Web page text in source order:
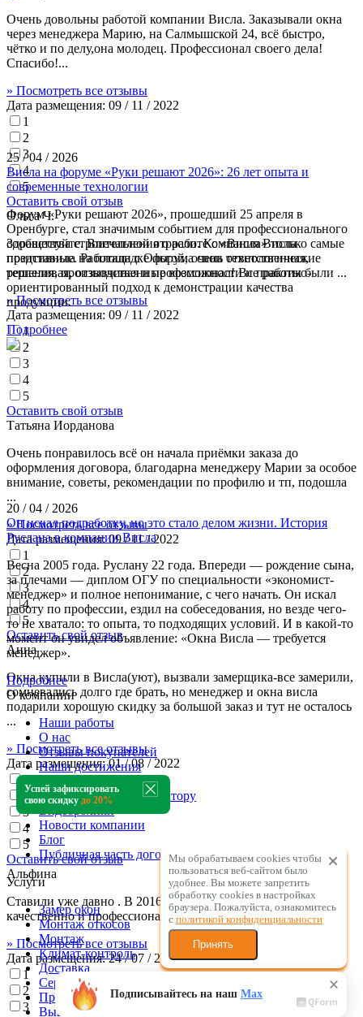
Очень довольны работой компании Висла. Заказывали окна
через менеджера Марию, на Салмышской 24, всё быстро,
чётко и по делу,она молодец. Профессионал своего дела!
Спасибо!...
» Посмотреть все отзывы
Дата размещения: 09 / 11 / 2022
1
2
3
4
5
Оставить свой отзыв
Ольга Ч.
Здравствуйте. Впечатления о работе с «Висла» только самые
позитивные. Работали с Ольгой, очень ответственная,
терпеливая, отзывчивая и профессионал! Все работы были ...
» Посмотреть все отзывы
Дата размещения: 09 / 11 / 2022
1
2
3
4
5
Оставить свой отзыв
Татьяна Иорданова
Очень понравилось всё он начала приёмки заказа до
оформления договора, благодарна менеджеру Марии за особое
внимание, советы, рекомендации по профилю и тп, подошла
...
» Посмотреть все отзывы
Дата размещения:09 / 11 / 2022
1
2
3
4
5
Оставить свой отзыв
Анна
Окна купили в Висла(уют), вызвали замерщика-все замерили,
сомневались долго где брать, но менеджер и окна висла
подарили хорошую скидку за большой заказ и тут не осталось
...
» Посмотреть все отзывы
Дата размещения:01 / 08 / 2022
1
2
3
4
5
Оставить свой отзыв
Альфина
Ставили уже давно . В 2016 ом. Проверены временем . Все
качественно и профессионально!
» Посмотреть все отзывы
Дата размещения:24 / 07 / 2022
1
2
3
25 / 04 / 2026
Висла на форуме «Руки решают 2026»: 26 лет опыта и
современные технологии
Форум «Руки решают 2026», прошедший 25 апреля в
Оренбурге, стал значимым событием для профессионального
сообщества строительной отрасли. Компания Висла
представила на площадке форума свои технологические
решения, производственные возможности и практико-
ориентированный подход к демонстрации качества
продукции.
Подробнее
20 / 04 / 2026
Он искал подработку, но это стало делом жизни. История
Руслана в компании Висла
Весна 2005 года. Руслану 22 года. Впереди — рождение сына,
за плечами — диплом ОГУ по специальности «экономист-
менеджер» и полное непонимание, с чего начать. Он искал
работу по профессии, ездил на собеседования, но везде чего-
то не хватало: то опыта, то подходящих условий. И в какой-то
момент он увидел объявление: «Окна Висла — требуется
менеджер».
Подробнее
О компании
Наши работы
О нас
Отзывы покупателей
Наши достижения
Написать письмо директору
Видеоролики
Новости компании
Блог
Публичная часть договора
Услуги
Замер окон
Монтаж откосов
Монтаж
Климат-контроль
Доставка
Сервиc
Проектирование
Вывоз мусора
Успей зафиксировать
свою скидку до 20%
Мы обрабатываем cookies чтобы
пользоваться веб-сайтом было
удобнее. Вы можете запретить
обработку сookies в настройках
браузера. Пожалуйста, ознакомитесь
с политикой конфиденциальности
Принять
Подписывайтесь на наш Max